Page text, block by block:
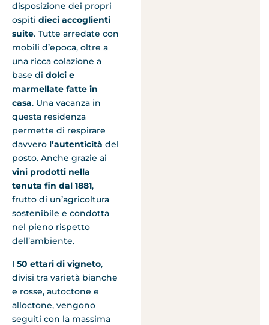
disposizione dei propri
ospiti dieci accoglienti
suite. Tutte arredate con
mobili d’epoca, oltre a
una ricca colazione a
base di dolci e
marmellate fatte in
casa. Una vacanza in
questa residenza
permette di respirare
davvero l’autenticità del
posto. Anche grazie ai
vini prodotti nella
tenuta fin dal 1881,
frutto di un’agricoltura
sostenibile e condotta
nel pieno rispetto
dell’ambiente.
I 50 ettari di vigneto,
divisi tra varietà bianche
e rosse, autoctone e
alloctone, vengono
seguiti con la massima